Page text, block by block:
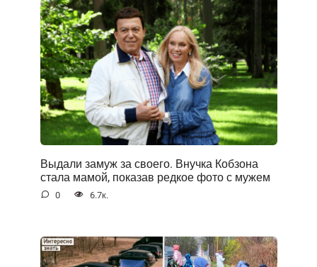
Выдали замуж за своего. Внучка Кобзона
стала мамой, показав редкое фото с мужем
0 6.7к.